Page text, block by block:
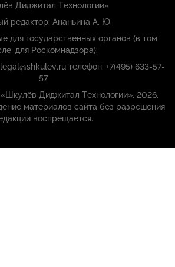
Диджитал Технологии»
редактор: Ананьина А. Ю.
для государственных органов (в том
для Роскомнадзора):
телефон: +7(495) 633-57-
57
Диджитал Технологии», 2026.
материалов сайта без разрешения
воспрещается.